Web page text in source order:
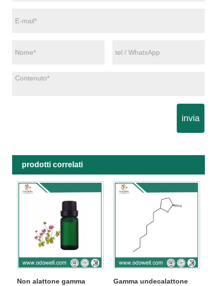
invia
prodotti correlati
Non alattone gamma Gamma undecalattone